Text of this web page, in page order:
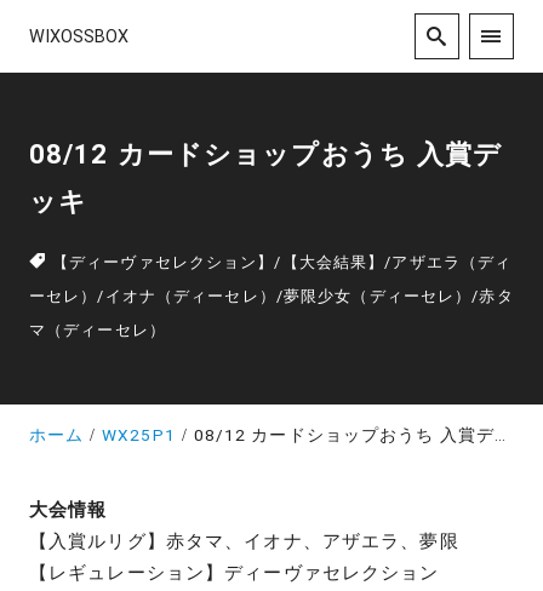
WIXOSSBOX
08/12 カードショップおうち 入賞デ
ッキ
【ディーヴァセレクション】/ 【大会結果】/アザエラ（ディ
ーセレ）/ イオナ（ディーセレ） /夢限少女（ディーセレ）/赤タ
マ（ディーセレ）
ホーム WX25P1 08/12 カードショップおうち 入賞デッキ
大会情報
【入賞ルリグ】赤タマ、イオナ、アザエラ、夢限
【レギュレーション】ディーヴァセレクション